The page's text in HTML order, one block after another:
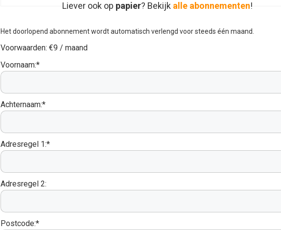
Liever ook op papier? Bekijk alle abonnementen!
Het doorlopend abonnement wordt automatisch verlengd voor steeds één maand.
Voorwaarden: €9 / maand
Voornaam:*
Achternaam:*
Adresregel 1:*
Adresregel 2:
Postcode:*